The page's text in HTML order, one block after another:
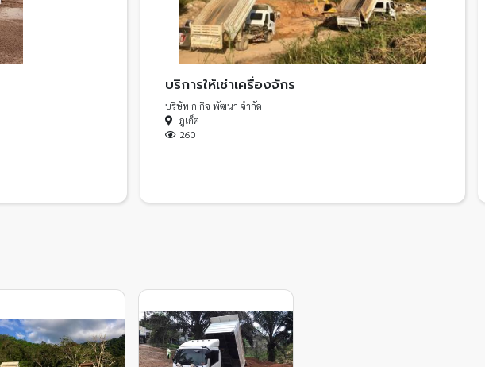
บริการให้เช่าเครื่องจักร
บริษัท ก กิจ พัฒนา จำกัด
ภูเก็ต
260